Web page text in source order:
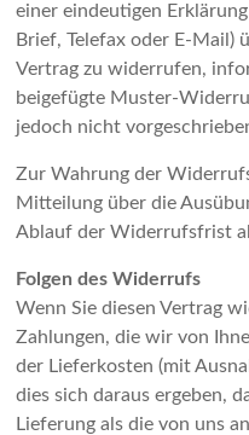
einer eindeutigen
Brief, Telefax oder E-Mail)
Vertrag zu widerrufen,
beigefügte Muster-
jedoch nicht
Zur Wahrung der
Mitteilung über die
Ablauf der Widerrufsfrist
Folgen des Widerrufs
Wenn Sie diesen Vertrag
Zahlungen, die wir von
der Lieferkosten (mit
dies sich daraus ergeben,
Lieferung als die von uns